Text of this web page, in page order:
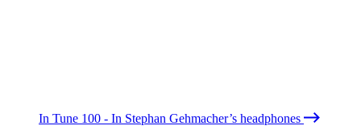
In Tune 100 - In Stephan Gehmacher’s headphones